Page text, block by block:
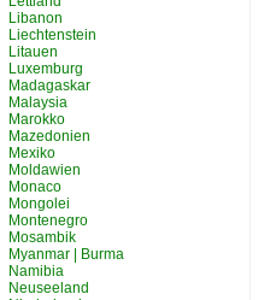
Libanon
Liechtenstein
Litauen
Luxemburg
Madagaskar
Malaysia
Marokko
Mazedonien
Mexiko
Moldawien
Monaco
Mongolei
Montenegro
Mosambik
Myanmar | Burma
Namibia
Neuseeland